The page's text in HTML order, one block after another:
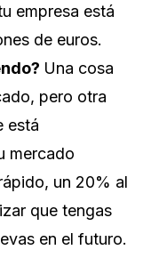
empresa está
de euros.
Una cosa
pero otra
está
mercado
un 20% al
que tengas
en el futuro.